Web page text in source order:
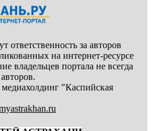
ответственность за авторов
на интернет-ресурсе
владельцев портала не всегда
"Каспийская